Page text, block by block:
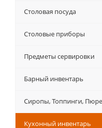
Столовая посуда
Столовые приборы
Предметы сервировки
Барный инвентарь
Сиропы, Топпинги, Пюре
Кухонный инвентарь